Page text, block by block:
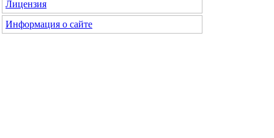
Лицензия
Информация о сайте